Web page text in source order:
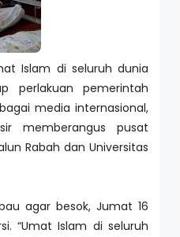
Islam di seluruh dunia
perlakuan pemerintah
media internasional,
memberangus pusat
Rabah dan Universitas
agar besok, Jumat 16
“Umat Islam di seluruh